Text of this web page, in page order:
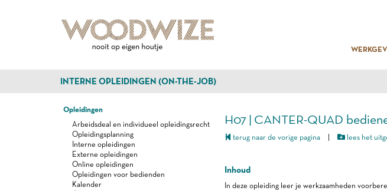
INTERNE OPLEIDINGEN (ON-THE-JOB)
Opleidingen
Arbeidsdeal en individueel opleidingsrecht
Opleidingsplanning
Interne opleidingen
Externe opleidingen
Online opleidingen
Opleidingen voor bedienden
Kalender
H07 | CANTER-QUAD
terug naar de vorige pagina| lees het
Inhoud
In deze opleiding leer je werkzaamheden